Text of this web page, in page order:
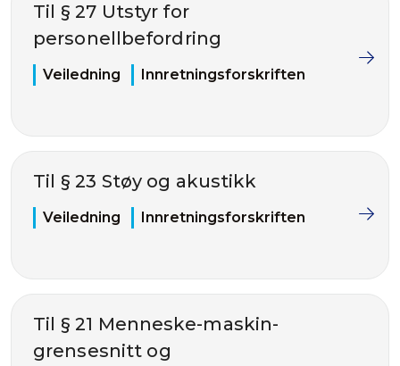
Til § 27 Utstyr for
personellbefordring
Veiledning Innretningsforskriften
Til § 23 Støy og akustikk
Veiledning Innretningsforskriften
Til § 21 Menneske-maskin-
grensesnitt og